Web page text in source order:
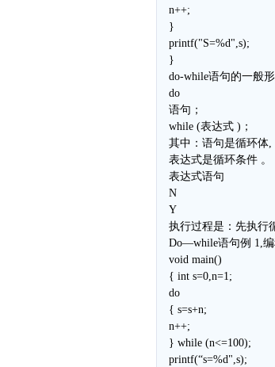
n++;
}
printf("S=%d",s);
}
do-while语句的一般形
do
语句；
while (表达式 )；
其中：语句是循环体,
表达式是循环条件 。
表达式语句
N
Y
执行过程是：先执行
Do—while语句例 1,
void main()
{ int s=0,n=1;
do
{ s=s+n;
n++;
} while (n<=100);
printf(“s=%d",s);